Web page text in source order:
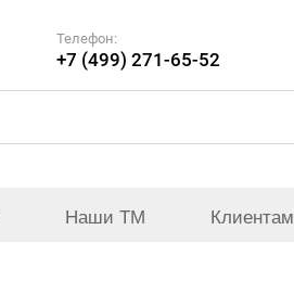
Телефон:
+7 (499) 271-65-52
Наши ТМ Клиентам